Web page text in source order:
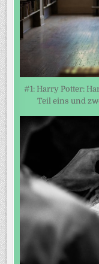
#1: Harry Potter:
Teil eins und